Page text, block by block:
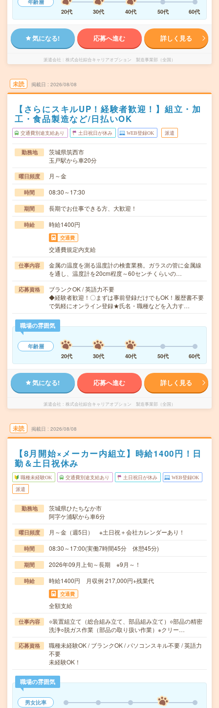
年齢層
20代
30代 40代 50代 60代
気になる! 応募へ進む 詳しく見る
派遣会社 株式会社綜合キャリアオプション 製造事業部（全国）
未読 掲載日 2026/08/08
【さらにスキルUP！経験者歓迎！】組立・加
工・食品製造など/日払いOK
交通費別途支給あり 土日祝日が休み WEB登録OK 派遣
勤務地
茨城県筑西市
玉戸駅から車20分
曜日頻度 月～金
時間 08:30～17:30
期間 長期でお仕事できる方、大歓迎！
時給 時給1400円
交通費
交通費規定内支給
仕事内容
金属の温度を測る温度計の検査業務。ガラスの管に金属線
を通し、温度計を20cm程度～60センチくらいの…
応募資格
ブランクOK / 英語力不要
◆経験者歓迎！〇まずは事前登録だけでもOK！履歴書不要
で気軽にオンライン登録★氏名・職種などを入力す…
職場の雰囲気
年齢層
20代
30代 40代 50代 60代
気になる! 応募へ進む 詳しく見る
派遣会社 株式会社綜合キャリアオプション 製造事業部（全国）
未読 掲載日 2026/08/08
【8月開始×メーカー内組立】時給1400円！日
勤＆土日祝休み
職種未経験OK 交通費別途支給あり 土日祝日が休み WEB登録OK
派遣
勤務地
茨城県ひたちなか市
阿字ケ浦駅から車6分
曜日頻度 月～金（週5日） ※土日祝＋会社カレンダーあり！
時間 08:30～17:00(実働7時間45分 休憩45分)
期間 2026年09月上旬～長期 ※9月～！
時給 時給1400円 月収例 217,000円+残業代
交通費
全額支給
仕事内容
○装置組立て（総合組み立て、部品組み立て）○部品の精密
洗浄○脱ガス作業（部品の取り扱い作業）※クリー…
応募資格
職種未経験OK / ブランクOK / パソコンスキル不要 / 英語力
不要
未経験OK！
職場の雰囲気
男女比率